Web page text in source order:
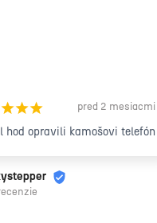
¡¡¡ pred 2 mesiacmi
hod opravili kamošovi telefón